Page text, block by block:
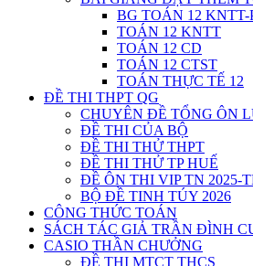
BG TOÁN 12 KNTT-
TOÁN 12 KNTT
TOÁN 12 CD
TOÁN 12 CTST
TOÁN THỰC TẾ 12
ĐỀ THI THPT QG
CHUYÊN ĐỀ TỔNG ÔN
ĐỀ THI CỦA BỘ
ĐỀ THI THỬ THPT
ĐỀ THI THỬ TP HUẾ
ĐỀ ÔN THI VIP TN 2025-
BỘ ĐỀ TINH TÚY 2026
CÔNG THỨC TOÁN
SÁCH TÁC GIẢ TRẦN ĐÌNH
CASIO THẦN CHƯỞNG
ĐỀ THI MTCT THCS